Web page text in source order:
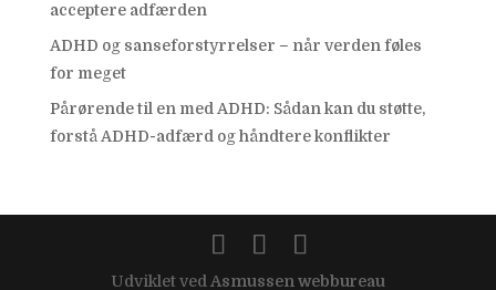
acceptere adfærden
ADHD og sanseforstyrrelser – når verden føles
for meget
Pårørende til en med ADHD: Sådan kan du støtte,
forstå ADHD-adfærd og håndtere konflikter
Udviklet ved Asmussen webbureau